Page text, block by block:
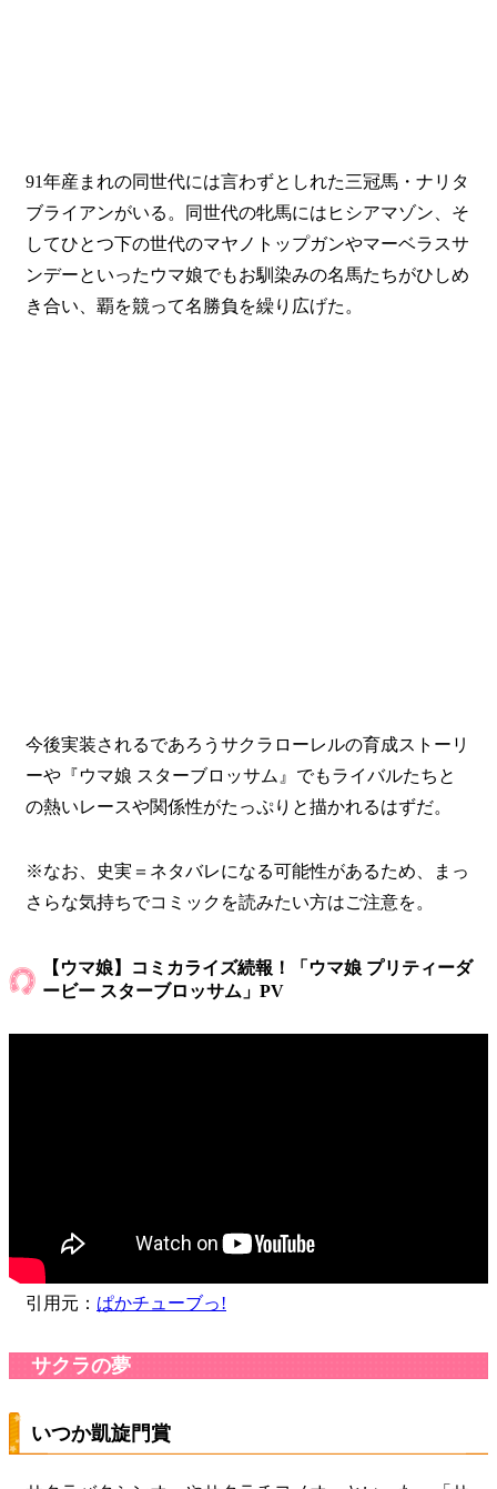
91年産まれの同世代には言わずとしれた三冠馬・ナリタ
ブライアンがいる。同世代の牝馬にはヒシアマゾン、そ
してひとつ下の世代のマヤノトップガンやマーベラスサ
ンデーといったウマ娘でもお馴染みの名馬たちがひしめ
き合い、覇を競って名勝負を繰り広げた。
今後実装されるであろうサクラローレルの育成ストーリ
ーや『ウマ娘 スターブロッサム』でもライバルたちと
の熱いレースや関係性がたっぷりと描かれるはずだ。
※なお、史実＝ネタバレになる可能性があるため、まっ
さらな気持ちでコミックを読みたい方はご注意を。
【ウマ娘】コミカライズ続報！「ウマ娘 プリティーダ
ービー スターブロッサム」PV
引用元： ぱかチューブっ!
サクラの夢
いつか凱旋門賞